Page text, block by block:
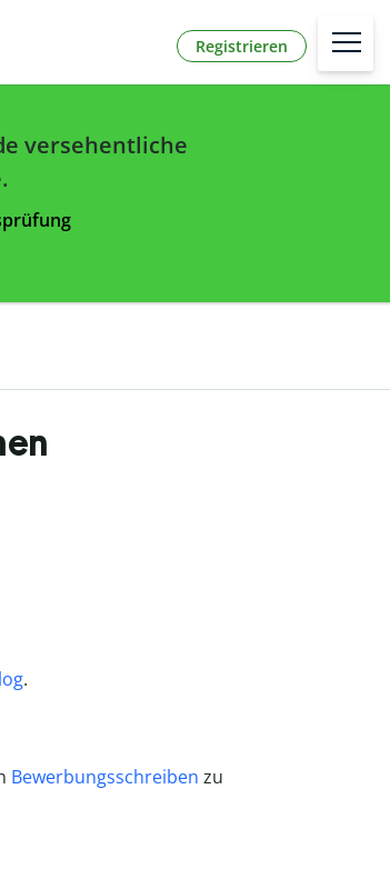
Registrieren
versehentliche
.
Bewerbungsschreiben zu